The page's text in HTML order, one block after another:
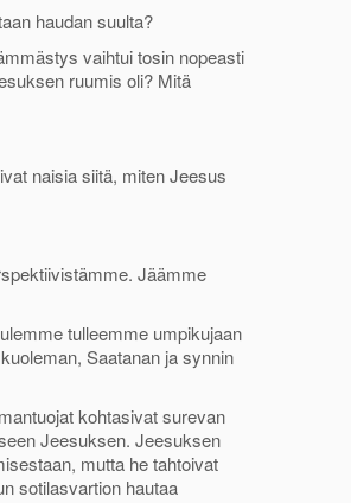
haudan suulta?
vaihtui tosin nopeasti
ruumis oli? Mitä
naisia siitä, miten Jeesus
Jäämme
tulleemme umpikujaan
Saatanan ja synnin
kohtasivat surevan
Jeesuksen. Jeesuksen
mutta he tahtoivat
sotilasvartion hautaa